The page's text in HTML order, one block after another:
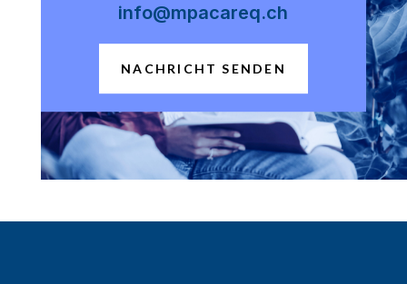
info@mpacareq.ch
NACHRICHT SENDEN